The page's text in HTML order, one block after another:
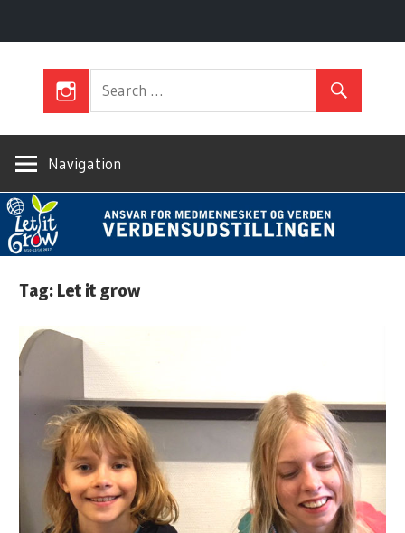
Let
It
Grow
Navigation
Tag: Let it grow